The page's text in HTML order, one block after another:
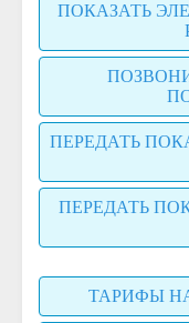
ПОКАЗАТЬ
ПЕРЕДАТЬ
ПЕРЕДАТЬ
ТАРИФЫ